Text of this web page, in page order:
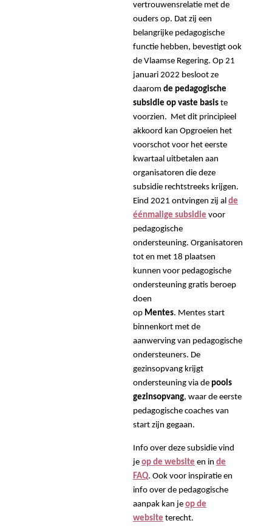
vertrouwensrelatie met de
ouders op. Dat zij een
belangrijke pedagogische
functie hebben, bevestigt ook
de Vlaamse Regering. Op 21
januari 2022 besloot ze
daarom de pedagogische
subsidie op vaste basis te
voorzien. Met dit principieel
akkoord kan Opgroeien het
voorschot voor het eerste
kwartaal uitbetalen aan
organisatoren die deze
subsidie rechtstreeks krijgen.
Eind 2021 ontvingen zij al de
éénmalige subsidie voor
pedagogische
ondersteuning. Organisatoren
tot en met 18 plaatsen
kunnen voor pedagogische
ondersteuning gratis beroep
doen
op Mentes. Mentes start
binnenkort met de
aanwerving van pedagogische
ondersteuners. De
gezinsopvang krijgt
ondersteuning via de pools
gezinsopvang, waar de eerste
pedagogische coaches van
start zijn gegaan.
Info over deze subsidie vind
je op de website en in de
FAQ. Ook voor inspiratie en
info over de pedagogische
aanpak kan je op de
website terecht.